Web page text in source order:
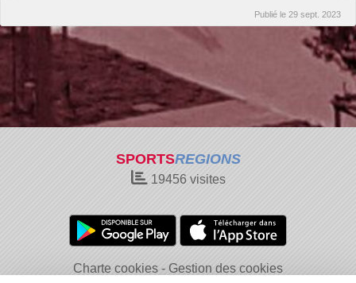
Publié le 29 sept. 2023
SPORTSREGIONS
19456visites
Charte cookies
Gestion des cookies